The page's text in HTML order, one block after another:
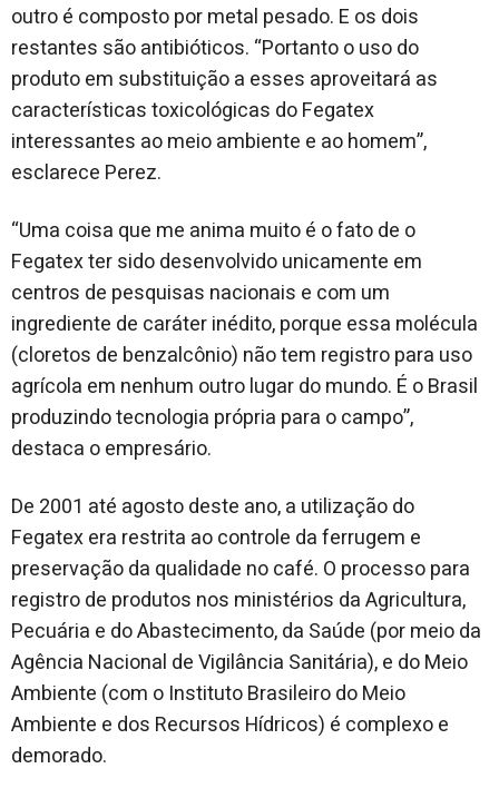
outro é composto por metal pesado. E os dois
restantes são antibióticos. “Portanto o uso do
produto em substituição a esses aproveitará as
características toxicológicas do Fegatex
interessantes ao meio ambiente e ao homem”,
esclarece Perez.
“Uma coisa que me anima muito é o fato de o
Fegatex ter sido desenvolvido unicamente em
centros de pesquisas nacionais e com um
ingrediente de caráter inédito, porque essa molécula
(cloretos de benzalcônio) não tem registro para uso
agrícola em nenhum outro lugar do mundo. É o Brasil
produzindo tecnologia própria para o campo”,
destaca o empresário.
De 2001 até agosto deste ano, a utilização do
Fegatex era restrita ao controle da ferrugem e
preservação da qualidade no café. O processo para
registro de produtos nos ministérios da Agricultura,
Pecuária e do Abastecimento, da Saúde (por meio da
Agência Nacional de Vigilância Sanitária), e do Meio
Ambiente (com o Instituto Brasileiro do Meio
Ambiente e dos Recursos Hídricos) é complexo e
demorado.